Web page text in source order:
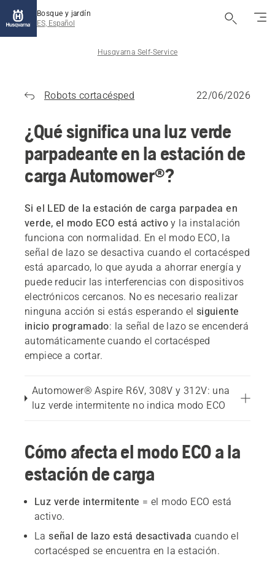
Bosque y jardín
ES, Español
Husqvarna Self-Service
Robots cortacésped 22/06/2026
¿Qué significa una luz verde
parpadeante en la estación de
carga Automower®?
Si el LED de la estación de carga parpadea en
verde, el modo ECO está activo y la instalación
funciona con normalidad. En el modo ECO, la
señal de lazo se desactiva cuando el cortacésped
está aparcado, lo que ayuda a ahorrar energía y
puede reducir las interferencias con dispositivos
electrónicos cercanos. No es necesario realizar
ninguna acción si estás esperando el siguiente
inicio programado: la señal de lazo se encenderá
automáticamente cuando el cortacésped
empiece a cortar.
Automower® Aspire R6V, 308V y 312V: una
luz verde intermitente no indica modo ECO
Cómo afecta el modo ECO a la
estación de carga
Luz verde intermitente = el modo ECO está
activo.
Laseñal de lazo está desactivada cuando el
cortacésped se encuentra en la estación.